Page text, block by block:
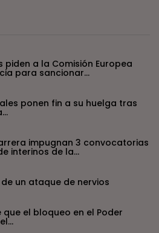
piden a la Comisión Europea
para sancionar...
ponen fin a su huelga tras
impugnan 3 convocatorias
interinos de la...
un ataque de nervios
el bloqueo en el Poder